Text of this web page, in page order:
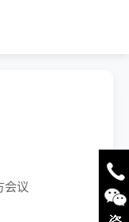
会议